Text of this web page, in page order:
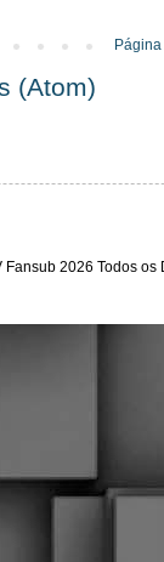
(Atom)
Fansub 2026 Todos